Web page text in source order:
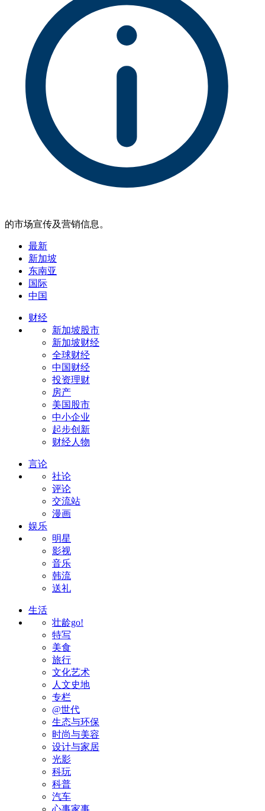
的市场宣传及营销信息。
最新
新加坡
东南亚
国际
中国
财经
新加坡股市
新加坡财经
全球财经
中国财经
投资理财
房产
美国股市
中小企业
起步创新
财经人物
言论
社论
评论
交流站
漫画
娱乐
明星
影视
音乐
韩流
送礼
生活
壮龄go!
特写
美食
旅行
文化艺术
人文史地
专栏
@世代
生态与环保
时尚与美容
设计与家居
光影
科玩
科普
汽车